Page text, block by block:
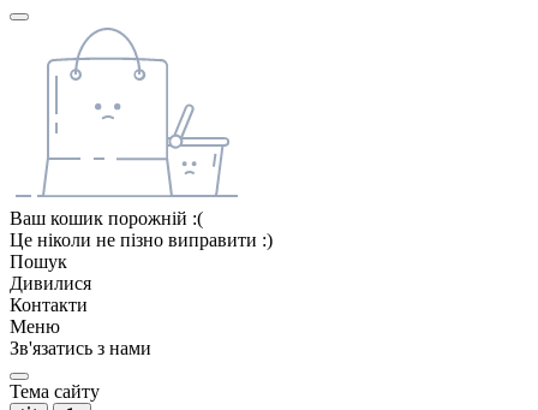
Ваш кошик порожній :(
Це ніколи не пізно виправити :)
Пошук
Дивилися
Контакти
Меню
Зв'язатись з нами
Тема сайту